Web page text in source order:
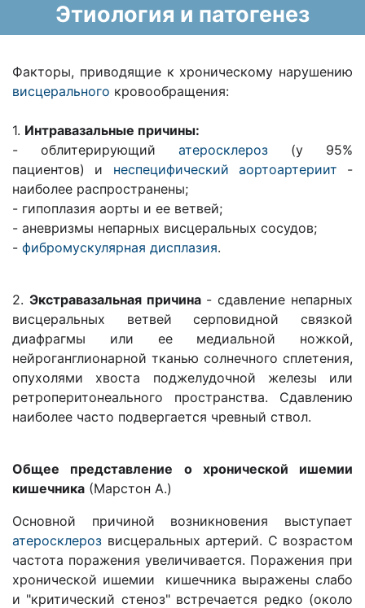
Этиология и патогенез
Факторы, приводящие к хроническому нарушению
висцерального кровообращения:
1. Интравазальные причины:
- облитерирующий атеросклероз (у 95%
пациентов) и неспецифический аортоартериит -
наиболее распространены;
- гипоплазия аорты и ее ветвей;
- аневризмы непарных висцеральных сосудов;
- фибромускулярная дисплазия.
2. Экстравазальная причина - сдавление непарных
висцеральных ветвей серповидной связкой
диафрагмы или ее медиальной ножкой,
нейроганглионарной тканью солнечного сплетения,
опухолями хвоста поджелудочной железы или
ретроперитонеального пространства. Сдавлению
наиболее часто подвергается чревный ствол.
Общее представление о хронической ишемии
кишечника (Марстон А.)
Основной причиной возникновения выступает
атеросклероз висцеральных артерий. С возрастом
частота поражения увеличивается. Поражения при
хронической ишемии кишечника выражены слабо
и "критический стеноз" встречается редко (около